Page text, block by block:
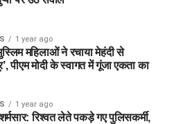
1 year ago
महिलाओं ने रचाया मेहंदी से
पीएम मोदी के स्वागत में गूंजा एकता का
1 year ago
रिश्वत लेते पकड़े गए पुलिसकर्मी,